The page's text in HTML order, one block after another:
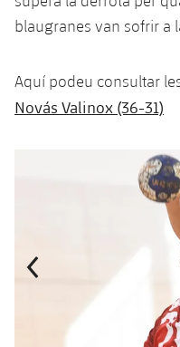
blaugranes van sofrir a
Aquí podeu consultar
Novás Valinox (36-31)